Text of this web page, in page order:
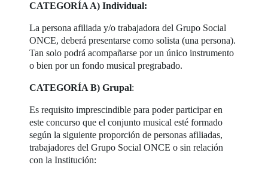
CATEGORÍA A) Individual:
La persona afiliada y/o trabajadora del Grupo Social
ONCE, deberá presentarse como solista (una persona).
Tan solo podrá acompañarse por un único instrumento
o bien por un fondo musical pregrabado.
CATEGORÍA B) Grupal:
Es requisito imprescindible para poder participar en
este concurso que el conjunto musical esté formado
según la siguiente proporción de personas afiliadas,
trabajadores del Grupo Social ONCE o sin relación
con la Institución: